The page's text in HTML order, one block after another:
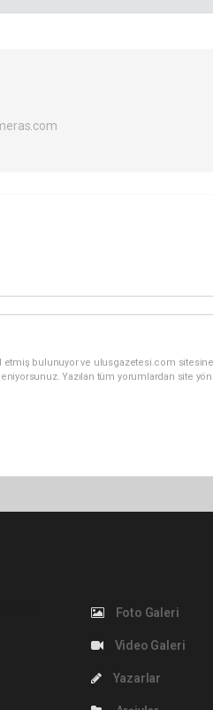
etmiş bulunuyor ve ulusgazetesi.com
Yazılan tüm yorumlardan site
Foto Galeri
Video Galeri
Yazarlar